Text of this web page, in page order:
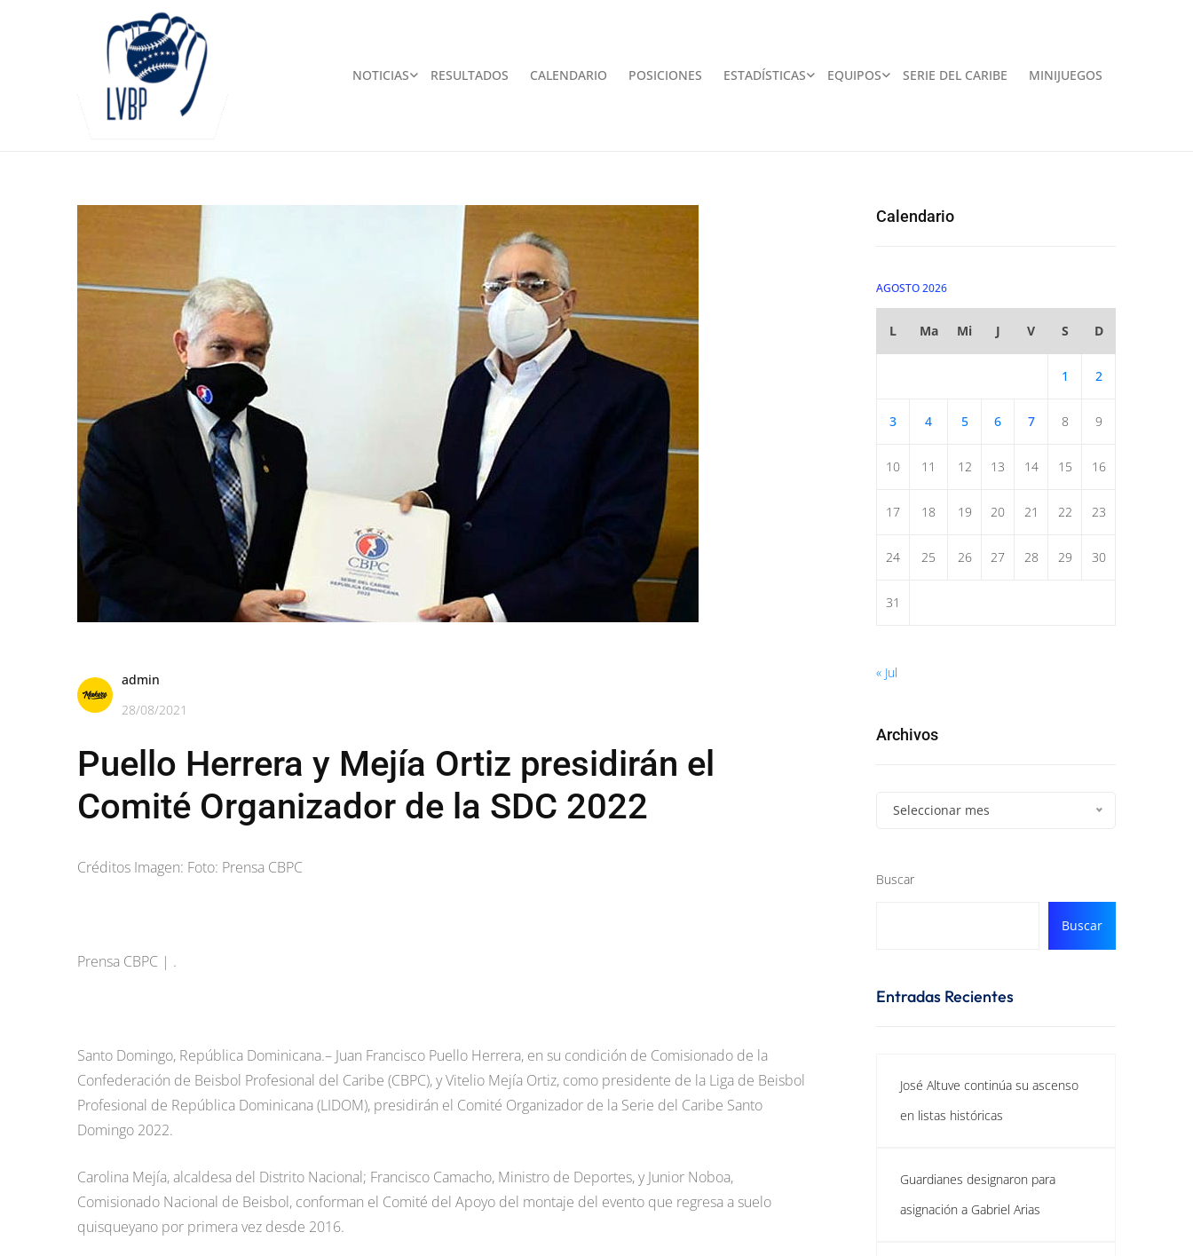
NOTICIAS RESULTADOS CALENDARIO POSICIONES ESTADÍSTICAS EQUIPOS SERIE DEL CARIBE MINIJUEGOS
admin
28/08/2021
Puello Herrera y Mejía Ortiz presidirán el
Comité Organizador de la SDC 2022
Créditos Imagen: Foto: Prensa CBPC
Prensa CBPC | .
Santo Domingo, República Dominicana.– Juan Francisco Puello Herrera, en su condición de Comisionado de la
Confederación de Beisbol Profesional del Caribe (CBPC), y Vitelio Mejía Ortiz, como presidente de la Liga de Beisbol
Profesional de República Dominicana (LIDOM), presidirán el Comité Organizador de la Serie del Caribe Santo
Domingo 2022.
Carolina Mejía, alcaldesa del Distrito Nacional; Francisco Camacho, Ministro de Deportes, y Junior Noboa,
Comisionado Nacional de Beisbol, conforman el Comité del Apoyo del montaje del evento que regresa a suelo
quisqueyano por primera vez desde 2016.
Calendario
AGOSTO 2026
L Ma Mi J V S D
1 2
3 4 5 6 7 8 9
10 11 12 13 14 15 16
17 18 19 20 21 22 23
24 25 26 27 28 29 30
31
« Jul
Archivos
Seleccionar mes
Buscar
Buscar
Entradas Recientes
José Altuve continúa su ascenso
en listas históricas
Guardianes designaron para
asignación a Gabriel Arias